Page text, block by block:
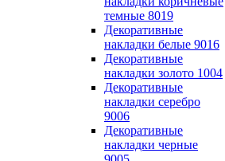
темные 8019
Декоративные
накладки белые 9016
Декоративные
накладки золото 1004
Декоративные
накладки серебро
9006
Декоративные
накладки черные